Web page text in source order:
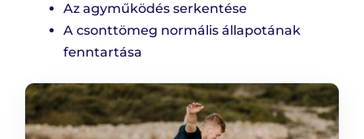
Az agyműködés serkentése
A csonttömeg normális állapotának
fenntartása